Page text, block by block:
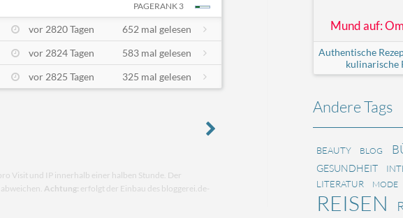
PAGERANK 3
vor 2820 Tagen
652 mal gelesen
vor 2824 Tagen
583 mal gelesen
vor 2825 Tagen 325 mal gelesen
Visit und IP innerhalb einer halben Stunde. Der
Achtung: erfolgt der Einbau des bloggerei.de-
Mund auf:
Authentische
kulinarische
Andere Tags
BEAUTY BLOG
GESUNDHEIT
LITERATUR MODE
REISEN